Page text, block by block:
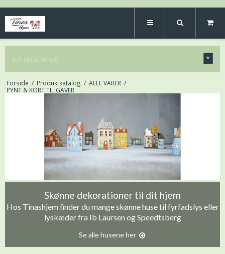
KATEGORIER
Forside / Produktkatalog / ALLE VARER /
PYNT & KORT TIL GAVER
Skønne dekorationer til dit hjem
Hos Tinashjem finder du mange skønne huse til fyrfadslys eller
lyskæder fra Ib Laursen og Speedtsberg
Se alle husene her